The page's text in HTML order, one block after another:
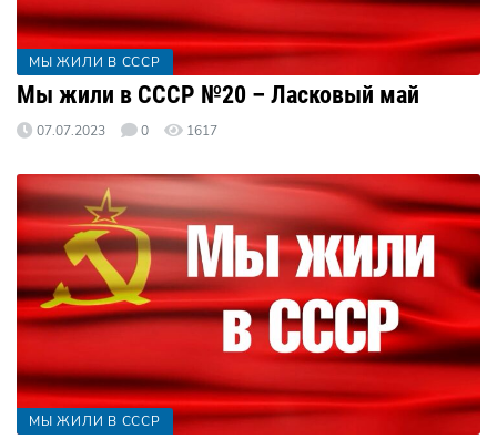
МЫ ЖИЛИ В СССР
Мы жили в СССР №20 – Ласковый май
07.07.2023 0 1617
МЫ ЖИЛИ В СССР